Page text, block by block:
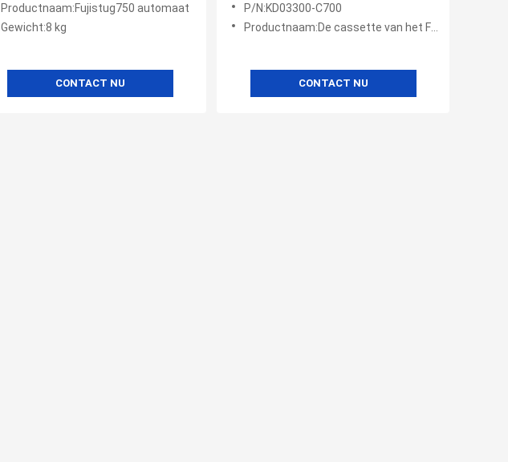
Productnaam:Fujistug750 automaat
Gewicht:8 kg
CONTACT NU
P/N:KD03300-C700
Productnaam:De cassette van het Fujistuf510 contante geld
CONTACT NU